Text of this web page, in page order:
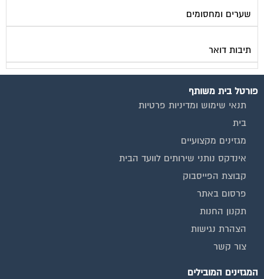
שערים ומחסומים
תיבות דואר
פורטל בית משותף
תנאי שימוש ומדיניות פרטיות
בית
מגזינים מקצועיים
אינדקס נותני שירותים לוועד הבית
קבוצת הפייסבוק
פרסום באתר
תקנון החנות
הצהרת נגישות
צור קשר
המגזינים המובילים